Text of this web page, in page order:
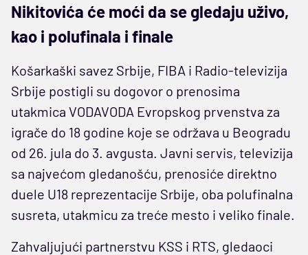
Nikitovića će moći da se gledaju uživo,
kao i polufinala i finale
Košarkaški savez Srbije, FIBA i Radio-televizija
Srbije postigli su dogovor o prenosima
utakmica VODAVODA Evropskog prvenstva za
igrače do 18 godine koje se održava u Beogradu
od 26. jula do 3. avgusta. Javni servis, televizija
sa najvećom gledanošću, prenosiće direktno
duele U18 reprezentacije Srbije, oba polufinalna
susreta, utakmicu za treće mesto i veliko finale.
Zahvaljujući partnerstvu KSS i RTS, gledaoci